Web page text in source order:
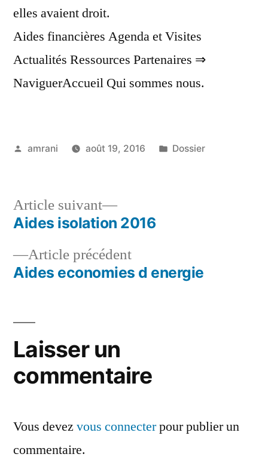
elles avaient droit.
Aides financières Agenda et Visites
Actualités Ressources Partenaires ⇒
NaviguerAccueil Qui sommes nous.
Publié
amrani août 19, 2016
Publié
Dossier
Navigation
deArticle précédentArticle
précédent :
Aides economies d energie
Article suivant
Article
suivant :
Aides isolation 2016
Laisser un
commentaire
Vous devez vous connecterpour publier un
commentaire.